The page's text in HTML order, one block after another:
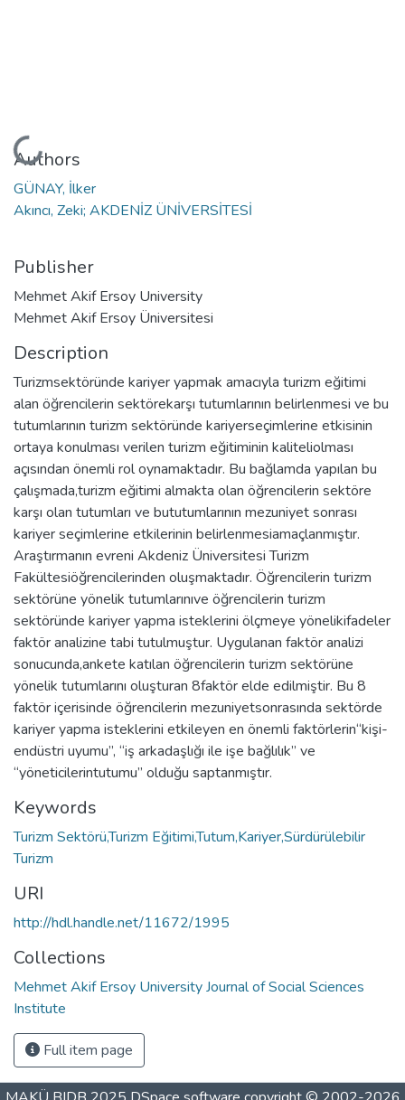
Loading...
Authors
GÜNAY, İlker
Akıncı, Zeki; AKDENİZ ÜNİVERSİTESİ
Publisher
Mehmet Akif Ersoy University
Mehmet Akif Ersoy Üniversitesi
Description
Turizmsektöründe kariyer yapmak amacıyla turizm eğitimi
alan öğrencilerin sektörekarşı tutumlarının belirlenmesi ve bu
tutumlarının turizm sektöründe kariyerseçimlerine etkisinin
ortaya konulması verilen turizm eğitiminin kaliteliolması
açısından önemli rol oynamaktadır. Bu bağlamda yapılan bu
çalışmada,turizm eğitimi almakta olan öğrencilerin sektöre
karşı olan tutumları ve bututumlarının mezuniyet sonrası
kariyer seçimlerine etkilerinin belirlenmesiamaçlanmıştır.
Araştırmanın evreni Akdeniz Üniversitesi Turizm
Fakültesiöğrencilerinden oluşmaktadır. Öğrencilerin turizm
sektörüne yönelik tutumlarınıve öğrencilerin turizm
sektöründe kariyer yapma isteklerini ölçmeye yönelikifadeler
faktör analizine tabi tutulmuştur. Uygulanan faktör analizi
sonucunda,ankete katılan öğrencilerin turizm sektörüne
yönelik tutumlarını oluşturan 8faktör elde edilmiştir. Bu 8
faktör içerisinde öğrencilerin mezuniyetsonrasında sektörde
kariyer yapma isteklerini etkileyen en önemli faktörlerin“kişi-
endüstri uyumu”, “iş arkadaşlığı ile işe bağlılık” ve
“yöneticilerintutumu” olduğu saptanmıştır.
Keywords
Turizm Sektörü,Turizm Eğitimi,Tutum,Kariyer,Sürdürülebilir
Turizm
URI
http://hdl.handle.net/11672/1995
Collections
Mehmet Akif Ersoy University Journal of Social Sciences
Institute
Full item page